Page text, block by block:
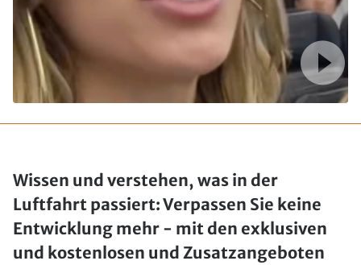
Wissen und verstehen, was in der
Luftfahrt passiert: Verpassen Sie keine
Entwicklung mehr - mit den exklusiven
und kostenlosen und Zusatzangeboten